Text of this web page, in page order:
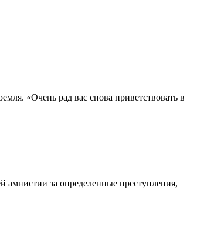
«Очень рад вас снова приветствовать в
за определенные преступления,